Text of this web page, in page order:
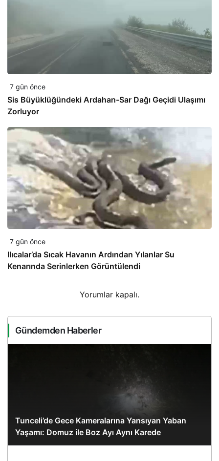
7 gün önce
Sis Büyüklüğündeki Ardahan-Sar Dağı Geçidi Ulaşımı
Zorluyor
7 gün önce
Ilıcalar’da Sıcak Havanın Ardından Yılanlar Su
Kenarında Serinlerken Görüntülendi
Yorumlar kapalı.
Gündemden Haberler
Tunceli’de Gece Kameralarına Yansıyan Yaban
Yaşamı: Domuz ile Boz Ayı Aynı Karede